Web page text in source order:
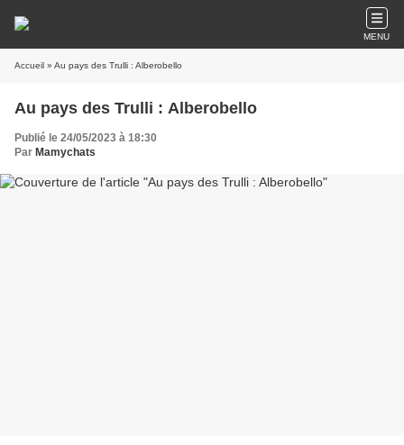
MENU
Accueil » Au pays des Trulli : Alberobello
Au pays des Trulli : Alberobello
Publié le 24/05/2023 à 18:30
Par Mamychats